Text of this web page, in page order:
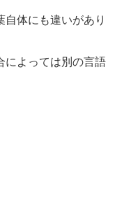
体にも違いがあり
によっては別の言語